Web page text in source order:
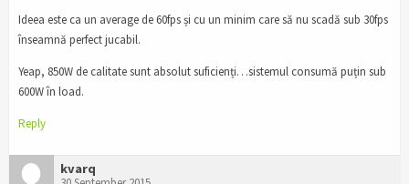
Ideea este ca un average de 60fps și cu un minim care să nu scadă sub 30fps
înseamnă perfect jucabil.
Yeap, 850W de calitate sunt absolut suficienți…sistemul consumă puțin sub
600W în load.
Reply
kvarq